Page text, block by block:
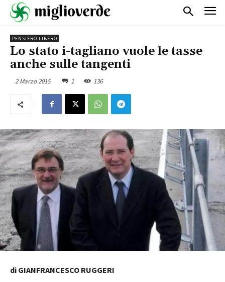
PENSIERO LIBERO
Lo stato i-tagliano vuole le tasse
anche sulle tangenti
2 Marzo 2015 1 136
di GIANFRANCESCO RUGGERI